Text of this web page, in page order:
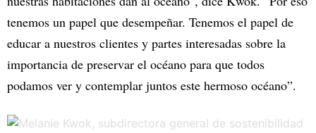
tenemos un papel que desempeñar. Tenemos el papel de
educar a nuestros clientes y partes interesadas sobre la
importancia de preservar el océano para que todos
podamos ver y contemplar juntos este hermoso océano”.